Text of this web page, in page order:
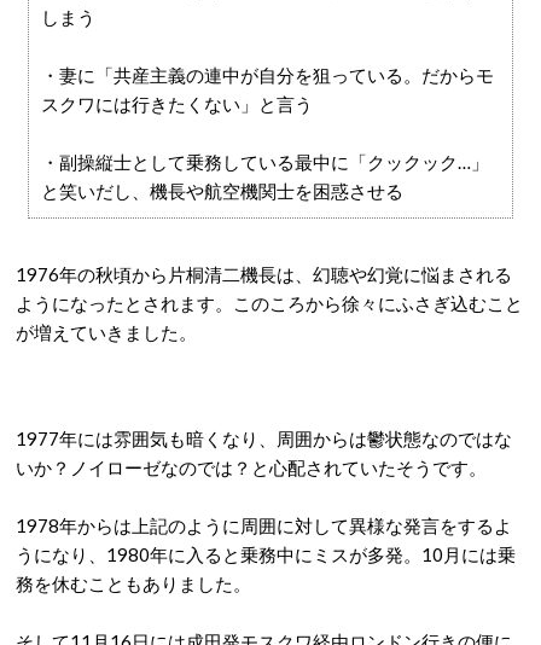
しまう
・妻に「共産主義の連中が自分を狙っている。だからモ
スクワには行きたくない」と言う
・副操縦士として乗務している最中に「クックック…」
と笑いだし、機長や航空機関士を困惑させる
1976年の秋頃から片桐清二機長は、幻聴や幻覚に悩まされる
ようになったとされます。このころから徐々にふさぎ込むこと
が増えていきました。
1977年には雰囲気も暗くなり、周囲からは鬱状態なのではな
いか？ノイローゼなのでは？と心配されていたそうです。
1978年からは上記のように周囲に対して異様な発言をするよ
うになり、1980年に入ると乗務中にミスが多発。10月には乗
務を休むこともありました。